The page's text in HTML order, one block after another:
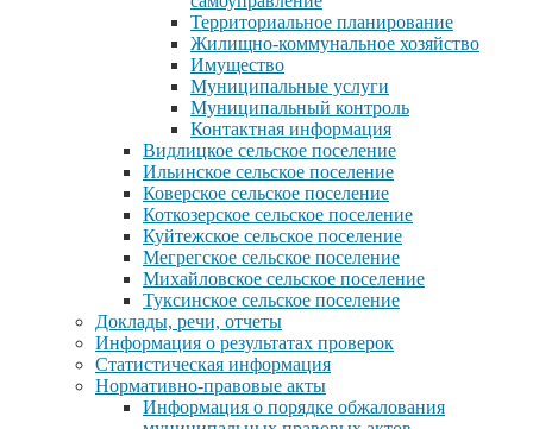
Территориальное планирование
Жилищно-коммунальное хозяйство
Имущество
Муниципальные услуги
Муниципальный контроль
Контактная информация
Видлицкое сельское поселение
Ильинское сельское поселение
Коверское сельское поселение
Коткозерское сельское поселение
Куйтежское сельское поселение
Мегрегское сельское поселение
Михайловское сельское поселение
Туксинское сельское поселение
Доклады, речи, отчеты
Информация о результатах проверок
Статистическая информация
Нормативно-правовые акты
Информация о порядке обжалования